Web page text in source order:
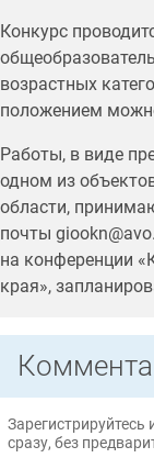
Конкурс
возрастных
положением
Работы, в виде
одном из
области,
почты
на конференции
края»,
сразу, без